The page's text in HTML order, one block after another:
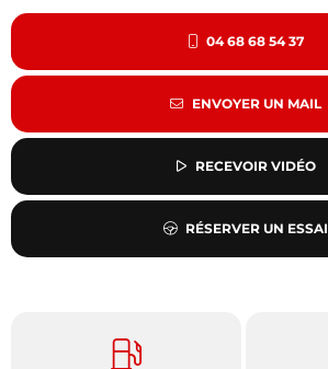
04 68 68 54 37
ENVOYER UN MAIL
RECEVOIR VIDÉO
RÉSERVER UN ESSAI